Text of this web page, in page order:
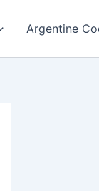
Argentine